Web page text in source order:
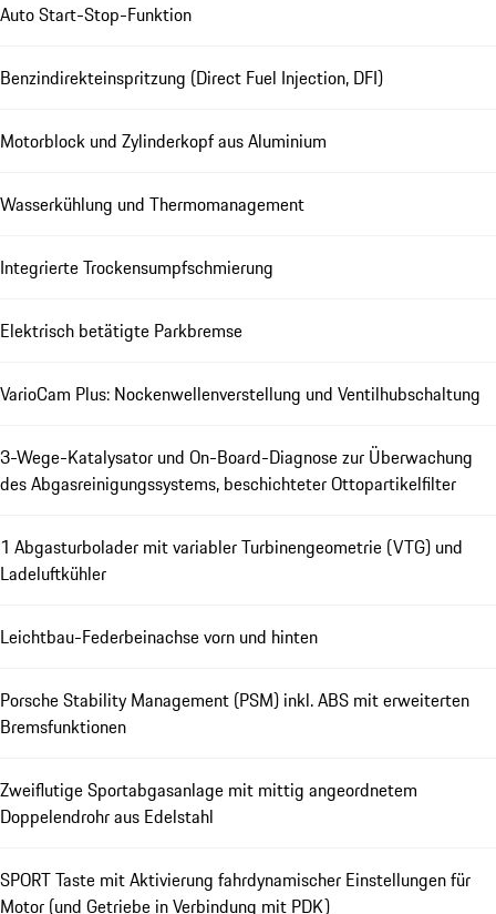
Auto Start-Stop-Funktion
Benzindirekteinspritzung (Direct Fuel Injection, DFI)
Motorblock und Zylinderkopf aus Aluminium
Wasserkühlung und Thermomanagement
Integrierte Trockensumpfschmierung
Elektrisch betätigte Parkbremse
VarioCam Plus: Nockenwellenverstellung und Ventilhubschaltung
3-Wege-Katalysator und On-Board-Diagnose zur Überwachung
des Abgasreinigungssystems, beschichteter Ottopartikelfilter
1 Abgasturbolader mit variabler Turbinengeometrie (VTG) und
Ladeluftkühler
Leichtbau-Federbeinachse vorn und hinten
Porsche Stability Management (PSM) inkl. ABS mit erweiterten
Bremsfunktionen
Zweiflutige Sportabgasanlage mit mittig angeordnetem
Doppelendrohr aus Edelstahl
SPORT Taste mit Aktivierung fahrdynamischer Einstellungen für
Motor (und Getriebe in Verbindung mit PDK)